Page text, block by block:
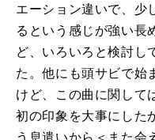
エーション違いで、少
るという感じが強い長
ど、いろいろと検討し
た。他にも頭サビで始
けど、この曲に関して
初の印象を大事にした
う息遣いから＜また会